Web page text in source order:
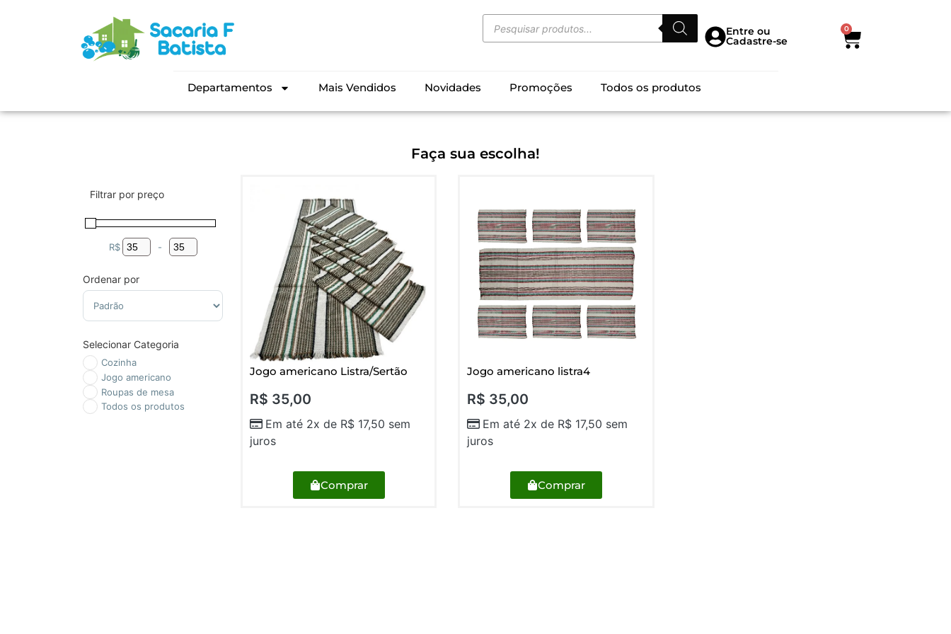
Entre ou
Cadastre-se
0
Departamentos Mais Vendidos Novidades Promoções Todos os produtos
Faça sua escolha!
Filtrar por preço
R$ Minimum Price
-Maximum Price
Ordenar por
Sort Products
Selecionar Categoria
Cozinha
Jogo americano
Roupas de mesa
Todos os produtos
Jogo americano Listra/Sertão
R$ 35,00
Em até 2x de R$ 17,50 sem
juros
Comprar
Jogo americano listra4
R$ 35,00
Em até 2x de R$ 17,50 sem
juros
Comprar